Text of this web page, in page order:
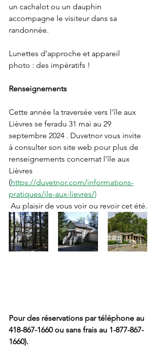
un cachalot ou un dauphin
accompagne le visiteur dans sa
randonnée.
Lunettes d’approche et appareil
photo : des impératifs !
Renseignements
Cette année la traversée vers l'île aux
Lièvres se feradu 31 mai au 29
septembre 2024 . Duvetnor vous invite
à consulter son site web pour plus de
renseignements concernat l'île aux
Lièvres
(https://duvetnor.com/informations-
pratiques/ile-aux-lievres/)
Au plaisir de vous voir ou revoir cet été.
Pour des réservations par téléphone au
418-867-1660 ou sans frais au 1-877-867-
1660).